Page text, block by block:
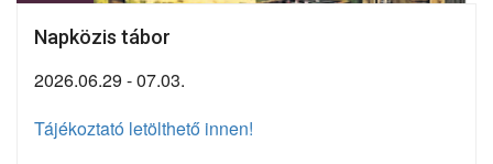
Napközis tábor
2026.06.29 - 07.03.
Tájékoztató letölthető innen!